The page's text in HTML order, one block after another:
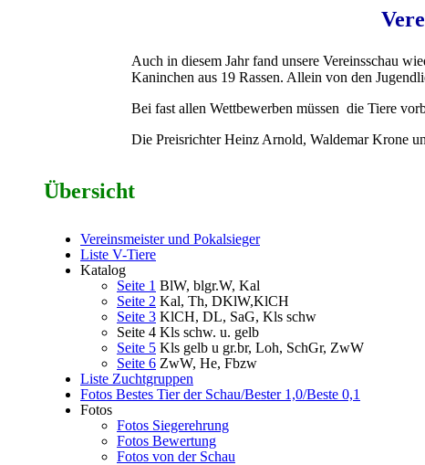
Auch in diesem Jahr fand unsere Vereinsschau
Kaninchen aus 19 Rassen. Allein von den
Bei fast allen Wettbewerben müssen die Tiere
Die Preisrichter Heinz Arnold, Waldemar Krone
Übersicht
Vereinsmeister und Pokalsieger
Liste V-Tiere
Katalog
Seite 1 BlW, blgr.W, Kal
Seite 2 Kal, Th, DKlW,KlCH
Seite 3 KlCH, DL, SaG, Kls schw
Seite 4 Kls schw. u. gelb
Seite 5 Kls gelb u gr.br, Loh, SchGr, ZwW
Seite 6 ZwW, He, Fbzw
Liste Zuchtgruppen
Fotos Bestes Tier der Schau/Bester 1,0/Beste 0,1
Fotos
Fotos Siegerehrung
Fotos Bewertung
Fotos von der Schau